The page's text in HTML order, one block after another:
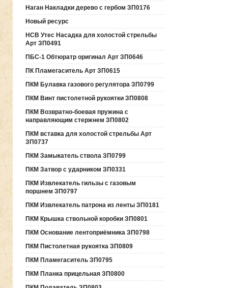
Наган Накладки дерево с гербом ЗП0176
Новый ресурс
НСВ Утес Насадка для холостой стрельбы
Арт ЗП0491
ПБС-1 Обтюратр оригинал Арт ЗП0646
ПК Пламегаситель Арт ЗП0615
ПКМ Булавка газового регулятора ЗП0799
ПКМ Винт пистолетной рукоятки ЗП0808
ПКМ Возвратно-боевая пружина с
направляющим стержнем ЗП0802
ПКМ вставка для холостой стрельбы Арт
ЗП0737
ПКМ Замыкатель ствола ЗП0799
ПКМ Затвор с ударником ЗП0331
ПКМ Извлекатель гильзы с газовым
поршнем ЗП0797
ПКМ Извлекатель патрона из ленты ЗП0181
ПКМ Крышка ствольной коробки ЗП0801
ПКМ Основание лентоприёмника ЗП0798
ПКМ Пистолетная рукоятка ЗП0809
ПКМ Пламегаситель ЗП0795
ПКМ Планка прицельная ЗП0800